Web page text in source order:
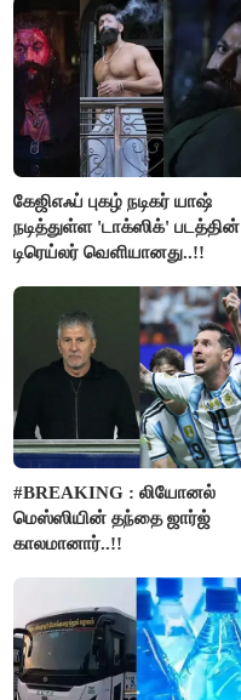
கேஜிஎஃப் புகழ் நடிகர் யாஷ்
நடித்துள்ள 'டாக்‌ஸிக்' படத்தின்
டிரெய்லர் வெளியானது..!!
#BREAKING : லியோனல்
மெஸ்ஸியின் தந்தை ஜார்ஜ்
காலமானார்..!!